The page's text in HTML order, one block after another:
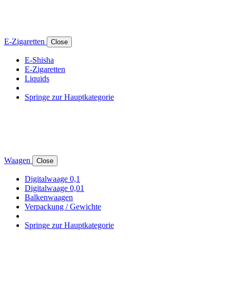
E-Zigaretten Close
E-Shisha
E-Zigaretten
Liquids
Springe zur Hauptkategorie
Waagen Close
Digitalwaage 0,1
Digitalwaage 0,01
Balkenwaagen
Verpackung / Gewichte
Springe zur Hauptkategorie